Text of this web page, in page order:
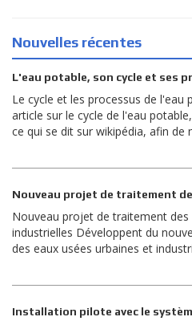
Nouvelles récentes
L'eau potable, son cycle et ses
Le cycle et les processus de l'eau
article sur le cycle de l'eau
ce qui se dit sur wikipédia, afin de
Nouveau projet de traitement
Nouveau projet de traitement des
industrielles Développent du
des eaux usées urbaines et
Installation pilote avec le